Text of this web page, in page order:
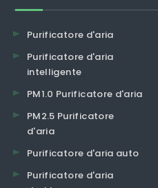
Purificatore d'aria
Purificatore d'aria
intelligente
PM1.0 Purificatore d'aria
PM2.5 Purificatore
d'aria
Purificatore d'aria auto
Purificatore d'aria